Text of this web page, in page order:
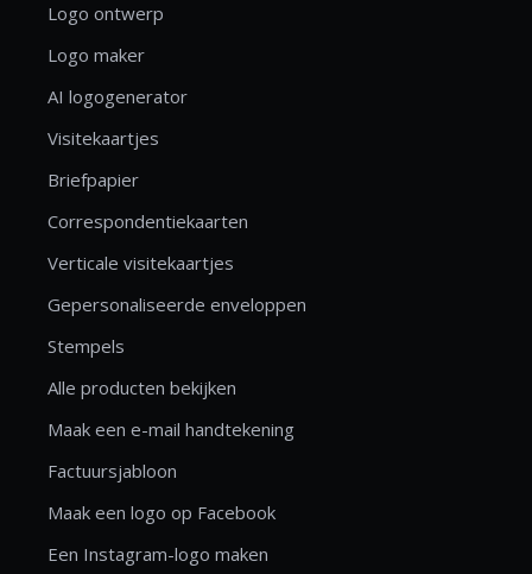
Logo ontwerp
Logo maker
AI logogenerator
Visitekaartjes
Briefpapier
Correspondentiekaarten
Verticale visitekaartjes
Gepersonaliseerde enveloppen
Stempels
Alle producten bekijken
Maak een e-mail handtekening
Factuursjabloon
Maak een logo op Facebook
Een Instagram-logo maken